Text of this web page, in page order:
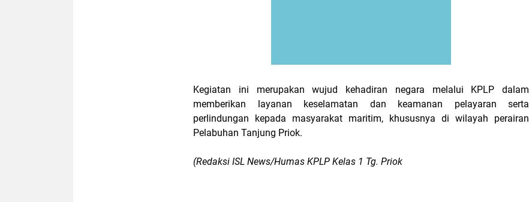
Kegiatan ini merupakan wujud kehadiran negara melalui KPLP dalam
memberikan layanan keselamatan dan keamanan pelayaran serta
perlindungan kepada masyarakat maritim, khususnya di wilayah perairan
Pelabuhan Tanjung Priok.
(Redaksi ISL News/Humas KPLP Kelas 1 Tg. Priok